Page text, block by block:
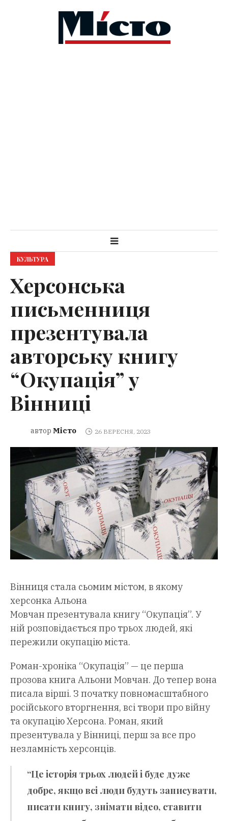
КУЛЬТУРА
Херсонська
письменниця
презентувала
авторську книгу
“Окупація” у
Вінниці
автор Місто 26 ВЕРЕСНЯ, 2023
Вінниця стала сьомим містом, в якому
херсонка Альона
Мовчан презентувала книгу “Окупація”. У
ній розповідається про трьох людей, які
пережили окупацію міста.
Роман-хроніка “Окупація” — це перша
прозова книга Альони Мовчан. До тепер вона
писала вірші. З початку повномасштабного
російського вторгнення, всі твори про війну
та окупацію Херсона. Роман, який
презентувала у Вінниці, перш за все про
незламність херсонців.
“Це історія трьох людей і буде дуже
добре, якщо всі люди будуть записувати,
писати книгу, знімати відео, ставити